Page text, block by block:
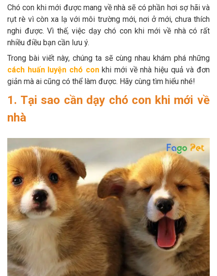
Chó con khi mới được mang về nhà sẽ có phần hơi sợ hãi và
rụt rè vì còn xa lạ với môi trường mới, nơi ở mới, chưa thích
nghi được. Vì thế, việc dạy chó con khi mới về nhà có rất
nhiều điều bạn cần lưu ý.
Trong bài viết này, chúng ta sẽ cùng nhau khám phá những
cách huấn luyện chó con khi mới về nhà hiệu quả và đơn
giản mà ai cũng có thể làm được. Hãy cùng tìm hiểu nhé!
1. Tại sao cần dạy chó con khi mới về
nhà